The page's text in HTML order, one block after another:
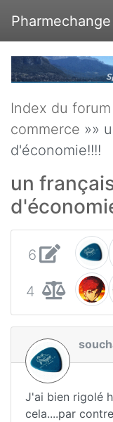
Pharmechange
Index du forum
commerce »»
d'économie!!!!
un
6
4
J'ai bien rigolé
cela....par